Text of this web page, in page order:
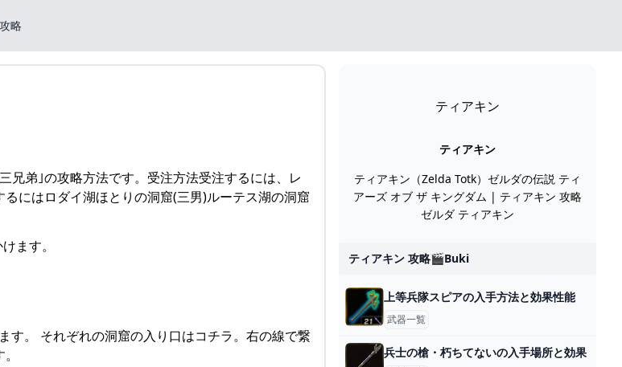
略
兄弟｣の攻略方法です。受注方法受注するには、レ
にはロダイ湖ほとりの洞窟(三男)ルーテス湖の洞窟
ます。
す。 それぞれの洞窟の入り口はコチラ。右の線で繋
ティアキン
ティアキン
ティアキン（Zelda Totk）ゼルダの伝説 ティ
アーズ オブ ザ キングダム | ティアキン 攻略
ゼルダ ティアキン
ティアキン 攻略🎬buki
上等兵隊スピアの入手方法と効果性能
武器一覧
兵士の槍・朽ちてないの入手場所と効果